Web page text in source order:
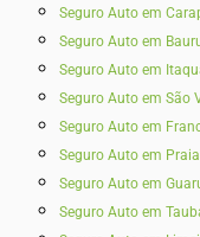
Seguro Auto em
Seguro Auto em
Seguro Auto em
Seguro Auto em São
Seguro Auto em
Seguro Auto em
Seguro Auto em
Seguro Auto em